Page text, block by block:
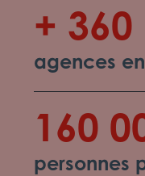
+ 360
agences
160
personnes